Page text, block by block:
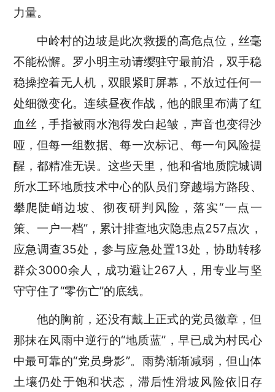
力量。
中岭村的边坡是此次救援的高危点位，丝毫
不能松懈。罗小明主动请缨驻守最前沿，双手稳
稳操控着无人机，双眼紧盯屏幕，不放过任何一
处细微变化。连续昼夜作战，他的眼里布满了红
血丝，手指被雨水泡得发白起皱，声音也变得沙
哑，但每一组数据、每一次标记、每一句风险提
醒，都精准无误。这些天里，他和省地质院城调
所水工环地质技术中心的队员们穿越塌方路段、
攀爬陡峭边坡、彻夜研判风险，落实“一点一
策、一户一档”，累计排查地灾隐患点257点次，
应急调查35处，参与应急处置13处，协助转移
群众3000余人，成功避让267人，用专业与坚
守守住了“零伤亡”的底线。
他的胸前，还没有戴上正式的党员徽章，但
那抹在风雨中逆行的“地质蓝”，早已成为村民心
中最可靠的“党员身影”。雨势渐渐减弱，但山体
土壤仍处于饱和状态，滞后性滑坡风险依旧存